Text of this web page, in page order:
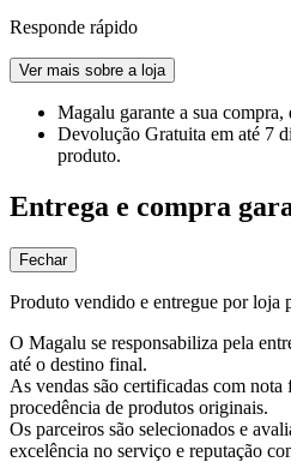
Responde rápido
Ver mais sobre a loja
Magalu garante a sua compra,
Devolução Gratuita em até 7
produto.
Entrega e compra
Fechar
Produto vendido e entregue por loja
O Magalu se responsabiliza pela
até o destino final.
As vendas são certificadas com nota
procedência de produtos originais.
Os parceiros são selecionados e
excelência no serviço e reputação